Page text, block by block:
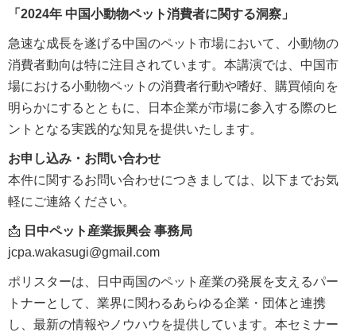
「2024年 中国小動物ペット消費者に関する洞察」
急速な成長を遂げる中国のペット市場において、小動物の
消費者動向は特に注目されています。本講演では、中国市
場における小動物ペットの消費者行動や嗜好、購買傾向を
明らかにするとともに、日本企業が市場に参入する際のヒ
ントとなる実践的な知見を提供いたします。
お申し込み・お問い合わせ
本件に関するお問い合わせにつきましては、以下までお気
軽にご連絡ください。
📩 日中ペット産業振興会 事務局
jcpa.wakasugi@gmail.com
ポリスターは、日中両国のペット産業の発展を支えるパー
トナーとして、業界に関わるあらゆる企業・団体と連携
し、最新の情報やノウハウを提供しています。本セミナー